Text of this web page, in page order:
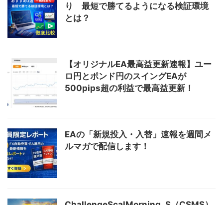
り 最短で勝てるようになる検証環境
とは？
【オリジナルEA最高益更新速報】ユー
ロ円とポンド円のスイングEAが
500pips超の利益で最高益更新！
EAの「新規投入・入替」速報を週間メ
ルマガで配信します！